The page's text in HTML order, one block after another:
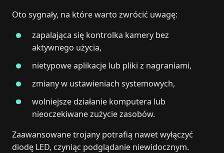
Oto sygnały, na które warto zwrócić uwagę:
zapalająca się kontrolka kamery bez
aktywnego użycia,
nietypowe aplikacje lub pliki z nagraniami,
zmiany w ustawieniach systemowych,
wolniejsze działanie komputera lub
nieoczekiwane zużycie zasobów.
Zaawansowane trojany potrafią nawet wyłączyć
diodę LED, czyniąc podglądanie niewidocznym.